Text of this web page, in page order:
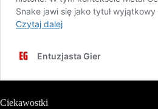
Ciekawostki